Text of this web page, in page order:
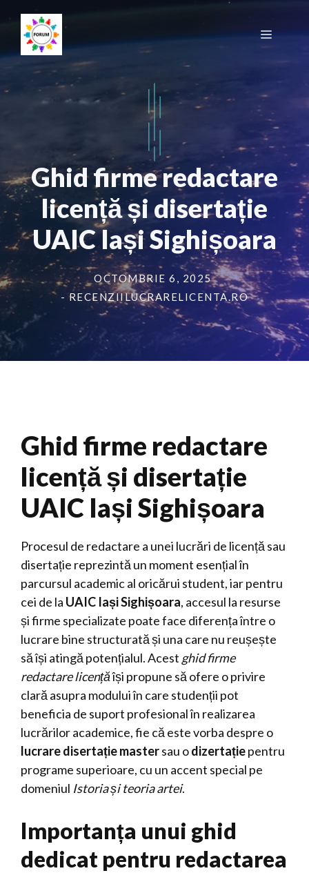
conținut
Meniu
Ghid firme redactare
licență și disertație
UAIC Iași Sighișoara
OCTOMBRIE 6, 2025
- RECENZIILUCRARELICENTA.RO
Ghid firme redactare
licență și disertație
UAIC Iași Sighișoara
Procesul de redactare a unei lucrări de licență sau
disertație reprezintă un moment esențial în
parcursul academic al oricărui student, iar pentru
cei de la UAIC Iași Sighișoara, accesul la resurse
și firme specializate poate face diferența între o
lucrare bine structurată și una care nu reușește
să își atingă potențialul. Acest ghid firme
redactare licențăîși propune să ofere o privire
clară asupra modului în care studenții pot
beneficia de suport profesional în realizarea
lucrărilor academice, fie că este vorba despre o
lucrare disertație mastersau odizertațiepentru
programe superioare, cu un accent special pe
domeniul Istoria și teoria artei.
Importanța unui ghid
dedicat pentru redactarea